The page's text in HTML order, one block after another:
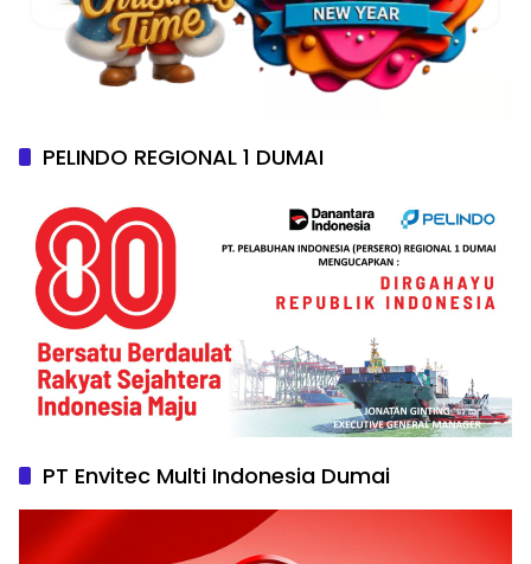
PELINDO REGIONAL 1 DUMAI
PT Envitec Multi Indonesia Dumai